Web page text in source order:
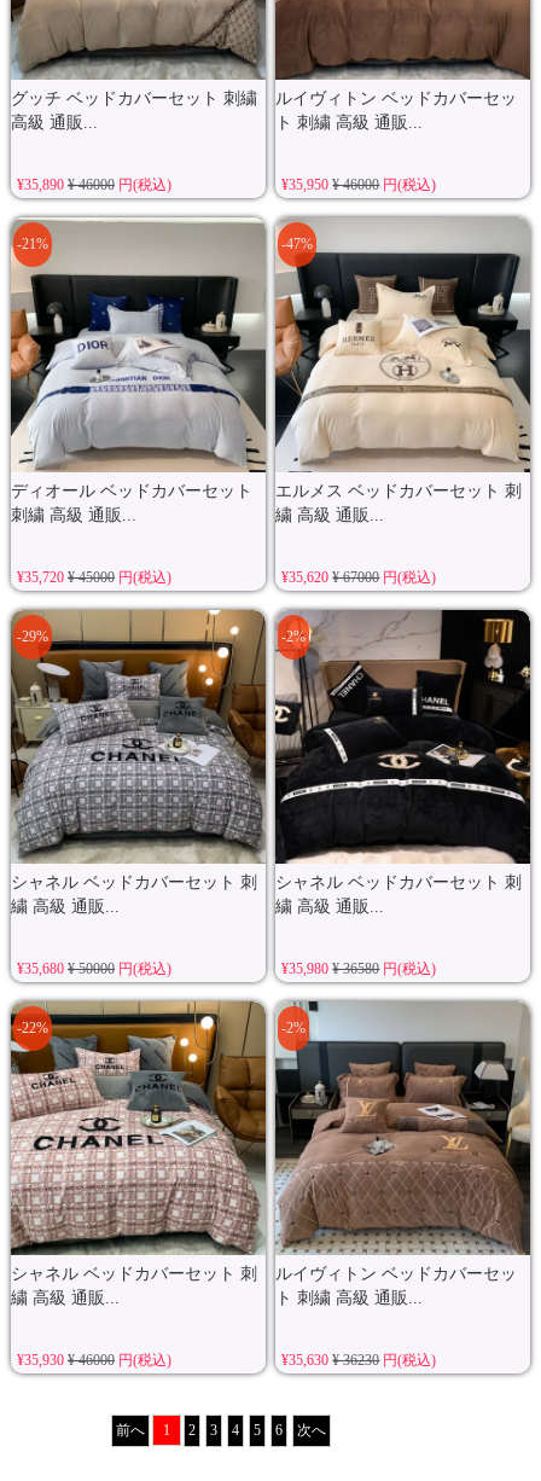
グッチ ベッドカバーセット 刺繍
高級 通販...
¥35,890 ¥ 46000円(税込)
ルイヴィトン ベッドカバーセッ
ト 刺繍 高級 通販...
¥35,950¥ 46000円(税込)
ディオール ベッドカバーセット
刺繍 高級 通販...
-21%
¥35,720 ¥ 45000円(税込)
エルメス ベッドカバーセット 刺
繍 高級 通販...
-47%
¥35,620¥ 67000円(税込)
シャネル ベッドカバーセット 刺
繍 高級 通販...
-29%
¥35,680 ¥ 50000円(税込)
シャネル ベッドカバーセット 刺
繍 高級 通販...
-2%
¥35,980¥ 36580円(税込)
シャネル ベッドカバーセット 刺
繍 高級 通販...
-22%
¥35,930 ¥ 46000円(税込)
ルイヴィトン ベッドカバーセッ
ト 刺繍 高級 通販...
-2%
¥35,630¥ 36230円(税込)
前へ 1 2 3 4 5 6 次へ